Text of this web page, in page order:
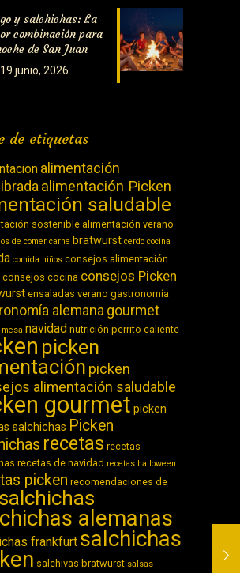
y salchichas: La
combinación para
de San Juan
19 junio, 2026
de etiquetas
alimentación
alimentación Picken
saludable
sostenible alimentación verano
de comer carne bratwurst cerdo cocina
comida niños consejos alimentación
consejos cocina consejos Picken
ensaladas verano gastronomía
alemana gourmet
mesa navidad nutrición perrito caliente
picken
picken
alimentación saludable
gourmet picken
salchichas Picken
recetas recetas
recetas de navidad recetas halloween
picken recomendaciones de
salchichas
alemanas
frankfurt salchichas
salchivas bratwurst salsas